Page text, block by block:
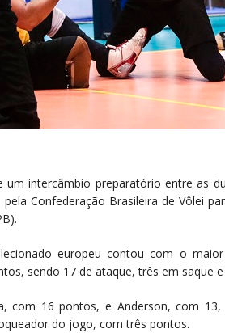
intercâmbio preparatório entre as
Confederação Brasileira de Vôlei
europeu contou com o
sendo 17 de ataque, três em saque
com 16 pontos, e Anderson, com
do jogo, com três pontos.